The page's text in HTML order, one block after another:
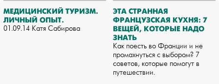
МЕДИЦИНСКИЙ ТУРИЗМ.
ЛИЧНЫЙ ОПЫТ.
01.09.14 Катя Сабирова
ЭТА СТРАННАЯ
ФРАНЦУЗСКАЯ КУХНЯ: 7
ВЕЩЕЙ, КОТОРЫЕ НАДО
ЗНАТЬ
Как поесть во Франции и не
промахнуться с выбором? 7
советов, которые помогут в
путешествии.